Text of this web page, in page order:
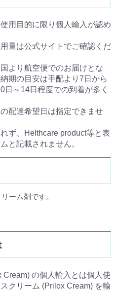
用目的に限り個人輸入が認め
量は公式サイトでご確認くだ
より航空便でのお届けとな
期の目安は手配より7日から
～14日程度での到着が多く
配達希望日は指定できませ
ず、Helthcare product等と表
と記載されません。
ーム剤です。
の個人輸入とは個人使
クリーム (Prilox Cream) を輸